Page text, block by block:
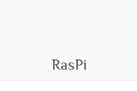
RasPi